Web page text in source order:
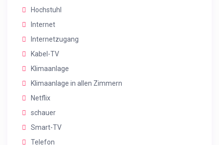
Hochstuhl
Internet
Internetzugang
Kabel-TV
Klimaanlage
Klimaanlage in allen Zimmern
Netflix
schauer
Smart-TV
Telefon